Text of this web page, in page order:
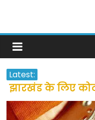
Latest:
उत्तराखंड के अन्य
होगी घर वापसी